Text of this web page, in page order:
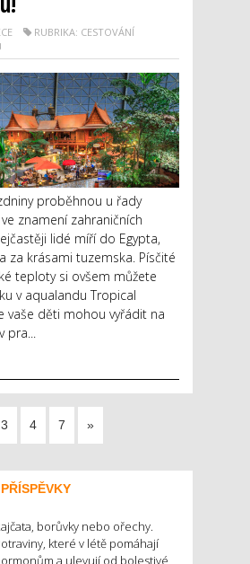
RUBRIKA: CESTOVÁNÍ
proběhnou u řady
znamení zahraničních
lidé míří do Egypta,
za krásami tuzemska. Písčité
teploty si ovšem můžete
v aqualandu Tropical
vaše děti mohou vyřádit na
pra...
3 4 7 »
borůvky nebo ořechy.
které v létě pomáhají
a ulevují od bolestivé